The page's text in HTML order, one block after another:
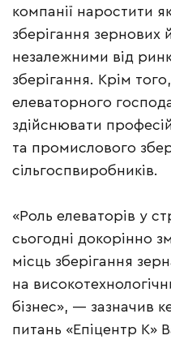
компанії наростити
зберігання зернових
незалежними від
зберігання. Крім
елеваторного
здійснювати
та промислового
сільгоспвиробників.
«Роль елеваторів у
сьогодні докорінно
місць зберігання
на
бізнес», — зазначив
питань «Епіцентр К»